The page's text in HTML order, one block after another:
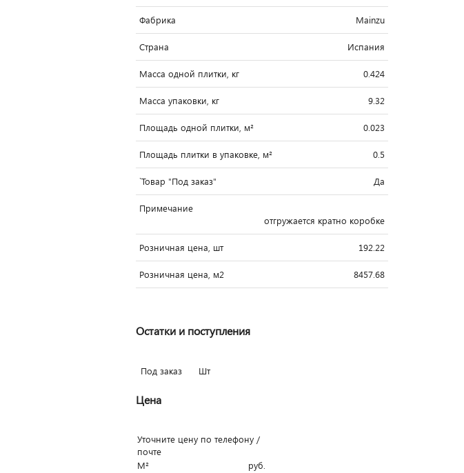
Фабрика Mainzu
Страна Испания
Масса одной плитки, кг 0.424
Масса упаковки, кг 9.32
Площадь одной плитки, м² 0.023
Площадь плитки в упаковке, м² 0.5
`Товар "Под заказ" Да
Примечание
отгружается кратно коробке
Розничная цена, шт 192.22
Розничная цена, м2 8457.68
Остатки и поступления
Под заказ Шт
Цена
Уточните цену по телефону /
почте
М²
руб.